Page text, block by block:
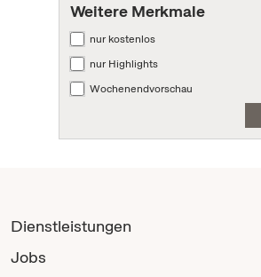
Weitere Merkmale
nur kostenlos
nur Highlights
Wochenendvorschau
Dienstleistungen
Jobs